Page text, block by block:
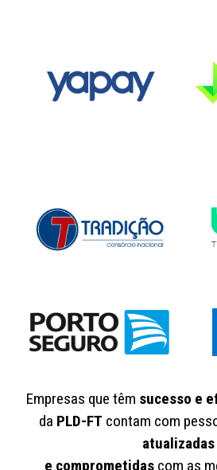
Empresas que têm sucesso e
da PLD-FT contam com
atualizadas
e comprometidas com as